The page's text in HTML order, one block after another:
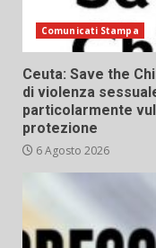
Comunicati Stampa
Ceuta: Save the
di violenza
particolarmente
protezione
6 Agosto 2026